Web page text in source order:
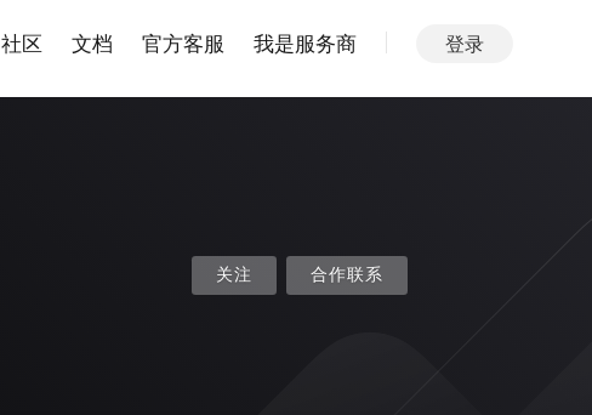
社区 文档 官方客服 我是服务商 登录
关注 合作联系